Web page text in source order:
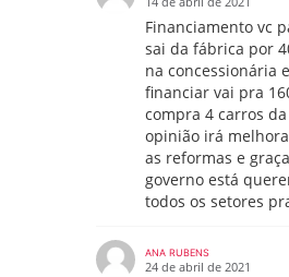
Financiamento vc
sai da fábrica por
na concessionária
financiar vai pra
compra 4 carros
opinião irá
as reformas e
governo está
todos os setores
ANA RUBENS
24 de abril de 2021